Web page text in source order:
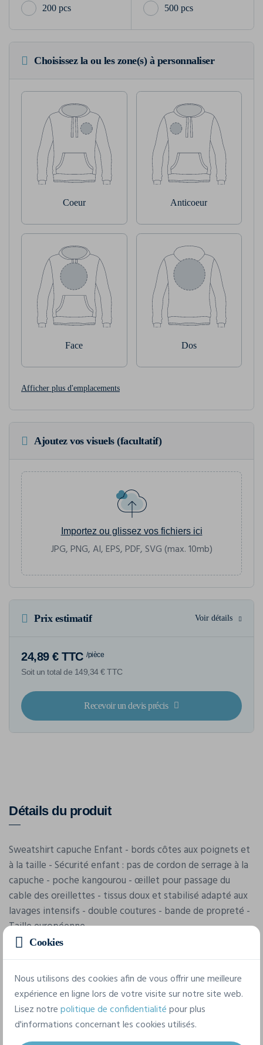
200 pcs 500 pcs
Choisissez la ou les zone(s) à personnaliser
Coeur Anticoeur
Face Dos
Afficher plus d'emplacements
Ajoutez vos visuels (facultatif)
Importez ou glissez vos fichiers ici
JPG, PNG, AI, EPS, PDF, SVG (max. 10mb)
Prix estimatif Voir détails
24,89 € TTC /pièce
Soit un total de 149,34 € TTC
Recevoir un devis précis
Détails du produit
Sweatshirt capuche Enfant - bords côtes aux poignets et
à la taille - Sécurité enfant : pas de cordon de serrage à la
capuche - poche kangourou - œillet pour passage du
cable des oreillettes - tissus doux et stabilisé adapté aux
lavages intensifs - double coutures - bande de propreté -
Taille européenne
Cookies
Nous utilisons des cookies afin de vous offrir une meilleure
expérience en ligne lors de votre visite sur notre site web.
Lisez notrepolitique de confidentialitépour plus
d'informations concernant les cookies utilisés.